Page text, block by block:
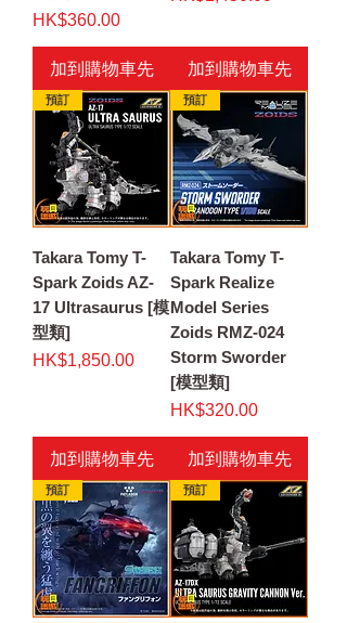
價格
HK$360.00
加到購物車先 加到購物車先
預訂
Takara Tomy T-
Spark Zoids AZ-
17 Ultrasaurus [模
型類]
價格
HK$1,850.00
加到購物車先
預訂
Takara Tomy T-
Spark Realize
Model Series
Zoids RMZ-024
Storm Sworder
[模型類]
價格
HK$320.00
加到購物車先
預訂 預訂